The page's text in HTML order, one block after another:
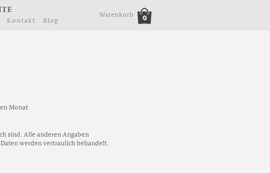
TE
Ko ntakt Blo g
Warenkorb 0
Monat
sind. Alle anderen Angaben
werden vertraulich behandelt.